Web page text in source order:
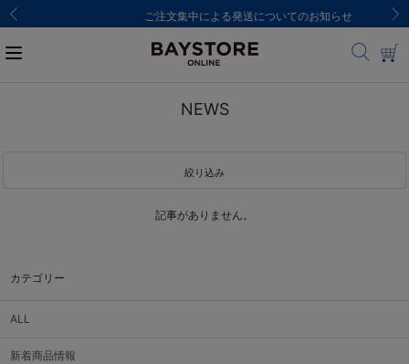
ご注文集中による発送についてのお知らせ
カテゴリー
ALL
新着商品情報
NEWS
絞り込み
記事がありません。